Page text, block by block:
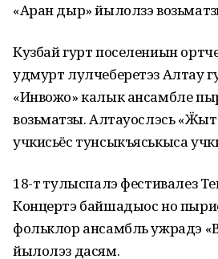
«Аран дыр» йылолзэ
Кузбай гурт поселениын
удмурт лулчеберетэз Алтау
«Инвожо» калык ансамбле
возьматӥзы. Алтауослэсь
учкисьёс тунсыкъяськыса
18-тӥ тулыспалэ фестивалез
Концертэ байшадыос но
фольклор ансамбль ужрадэ
йылолэз дасям.